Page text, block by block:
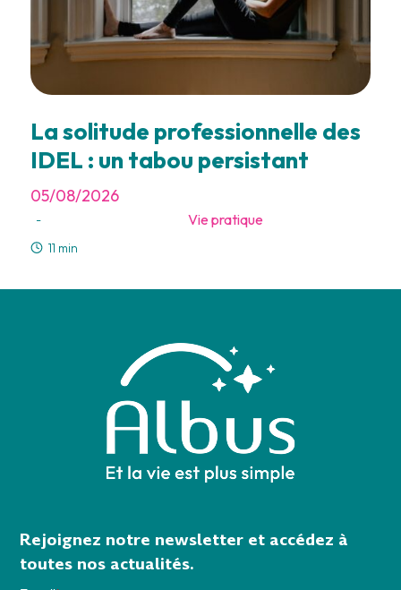
La solitude professionnelle des
IDEL : un tabou persistant
05/08/2026
- Vie pratique
11 min
Rejoignez notre newsletter et accédez à
toutes nos actualités.